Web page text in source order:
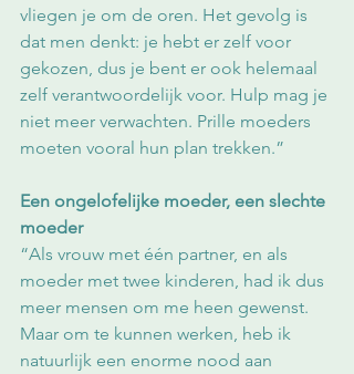
vliegen je om de oren. Het gevolg is
dat men denkt: je hebt er zelf voor
gekozen, dus je bent er ook helemaal
zelf verantwoordelijk voor. Hulp mag je
niet meer verwachten. Prille moeders
moeten vooral hun plan trekken.”
Een ongelofelijke moeder, een slechte
moeder
“Als vrouw met één partner, en als
moeder met twee kinderen, had ik dus
meer mensen om me heen gewenst.
Maar om te kunnen werken, heb ik
natuurlijk een enorme nood aan